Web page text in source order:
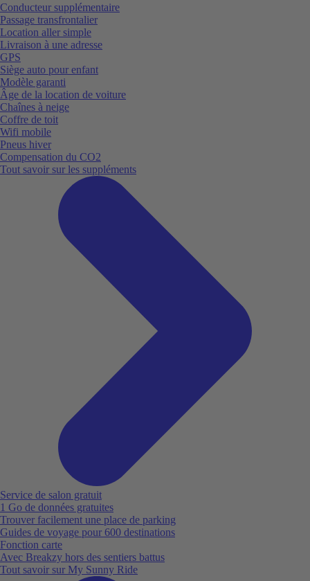
Conducteur supplémentaire
Passage transfrontalier
Location aller simple
Livraison à une adresse
GPS
Siège auto pour enfant
Modèle garanti
Âge de la location de voiture
Chaînes à neige
Coffre de toit
Wifi mobile
Pneus hiver
Compensation du CO2
Tout savoir sur les suppléments
Service de salon gratuit
1 Go de données gratuites
Trouver facilement une place de parking
Guides de voyage pour 600 destinations
Fonction carte
Avec Breakzy hors des sentiers battus
Tout savoir sur My Sunny Ride